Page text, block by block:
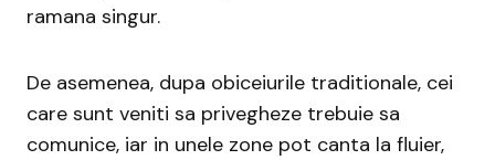
ramana singur.
De asemenea, dupa obiceiurile traditionale, cei
care sunt veniti sa privegheze trebuie sa
comunice, iar in unele zone pot canta la fluier,